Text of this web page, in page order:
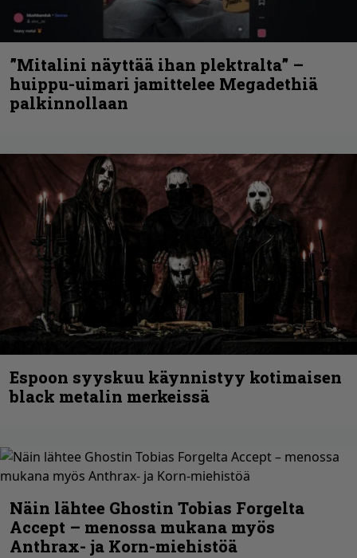
”Mitalini näyttää ihan plektralta” –
huippu-uimari jamittelee Megadethiä
palkinnollaan
Espoon syyskuu käynnistyy kotimaisen
black metalin merkeissä
Näin lähtee Ghostin Tobias Forgelta
Accept – menossa mukana myös
Anthrax- ja Korn-miehistöä